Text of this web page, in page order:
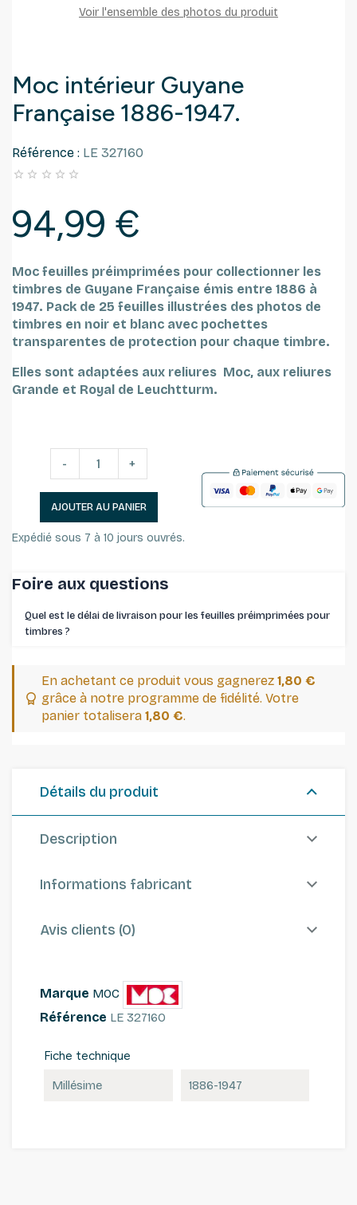
Voir l'ensemble des photos du produit
Moc intérieur Guyane
Française 1886-1947.
Référence : LE 327160
    
94,99 €
Moc feuilles préimprimées pour collectionner les
timbres de Guyane Française émis entre 1886 à
1947. Pack de 25 feuilles illustrées des photos de
timbres en noir et blanc avec pochettes
transparentes de protection pour chaque timbre.
Elles sont adaptées aux reliures Moc, aux reliures
Grande et Royal de Leuchtturm.
- +
AJOUTER AU PANIER
Expédié sous 7 à 10 jours ouvrés.
Foire aux questions
Quel est le délai de livraison pour les feuilles préimprimées pour
timbres ⁠?
En achetant ce produit vous gagnerez 1,80 €
grâce à notre programme de fidélité. Votre
panier totalisera 1,80 €.
Détails du produit
Description
Informations fabricant
Avis clients (0)
Marque MOC
Référence LE 327160
Fiche technique
Millésime 1886-1947